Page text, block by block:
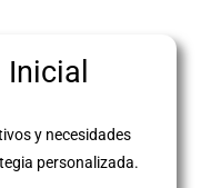
y necesidades
personalizada.